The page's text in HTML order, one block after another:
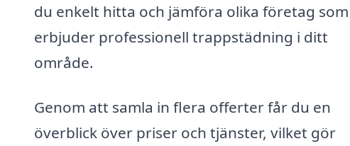
du enkelt hitta och jämföra olika företag som
erbjuder professionell trappstädning i ditt
område.
Genom att samla in flera offerter får du en
överblick över priser och tjänster, vilket gör